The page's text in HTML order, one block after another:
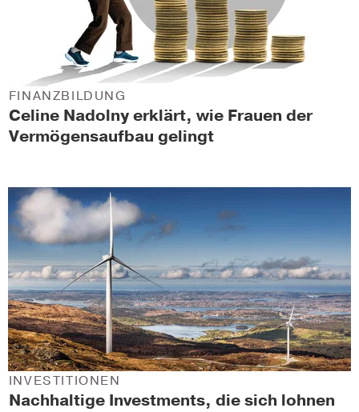
Celine Nadolny erklärt, wie Frauen der
Vermögensaufbau gelingt
FINANZBILDUNG
Nachhaltige Investments, die sich lohnen
INVESTITIONEN